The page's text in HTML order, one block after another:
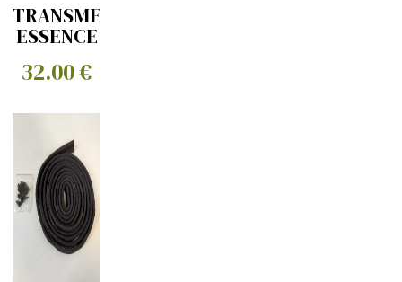
TRANSMETEUR
ESSENCE
32.00 €